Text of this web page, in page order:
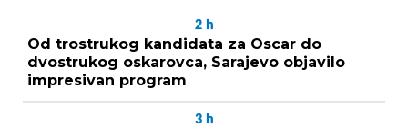
2 h
Od trostrukog kandidata za Oscar do
dvostrukog oskarovca, Sarajevo objavilo
impresivan program
3 h